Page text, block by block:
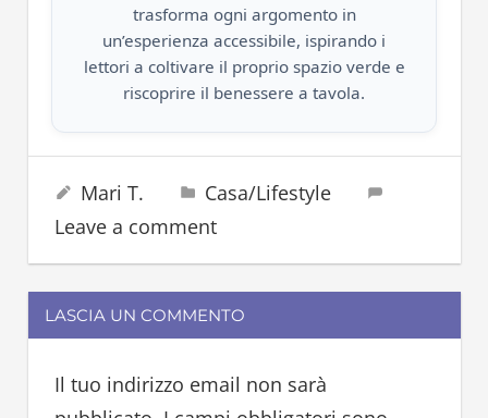
trasforma ogni argomento in
un’esperienza accessibile, ispirando i
lettori a coltivare il proprio spazio verde e
riscoprire il benessere a tavola.
lavare
lavatrice
14 Ottobre 2025
Mari T.
Casa/Lifestyle
Leave a comment
LASCIA UN COMMENTO
Il tuo indirizzo email non sarà